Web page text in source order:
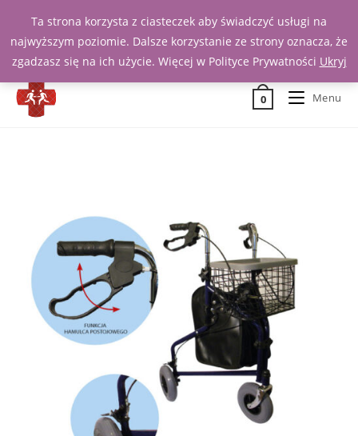
Zadzwoń 539 391 290
0 Menu
Ta strona korzysta z ciasteczek aby świadczyć usługi na
najwyższym poziomie. Dalsze korzystanie ze strony oznacza, że
zgadzasz się na ich użycie. Więcej w Polityce Prywatności Ukryj